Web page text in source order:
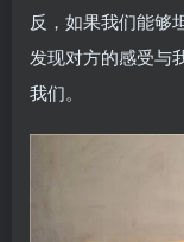
反，如果我们能够
发现对方的感受与
我们。